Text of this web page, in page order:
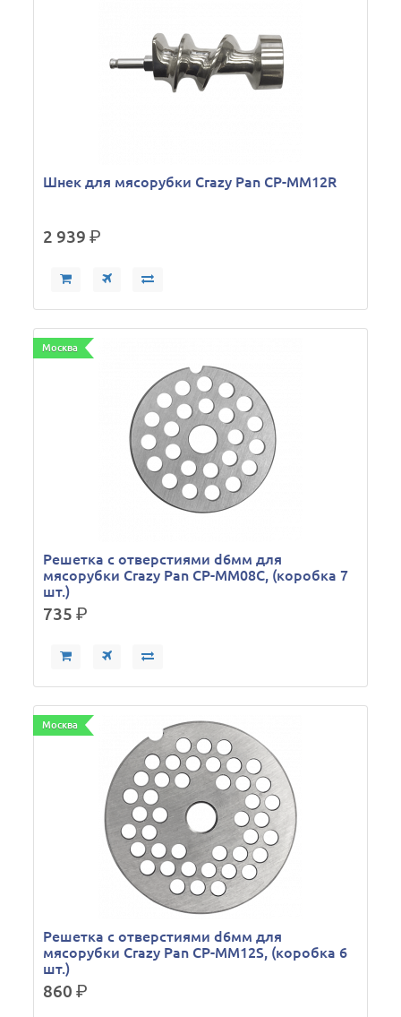
Шнек для мясорубки Crazy Pan CP-MM12R
2 939р.
Москва
Решетка с отверстиями d6мм для
мясорубки Crazy Pan CP-MM08C, (коробка 7
шт.)
735р.
Москва
Решетка с отверстиями d6мм для
мясорубки Crazy Pan CP-MM12S, (коробка 6
шт.)
860р.